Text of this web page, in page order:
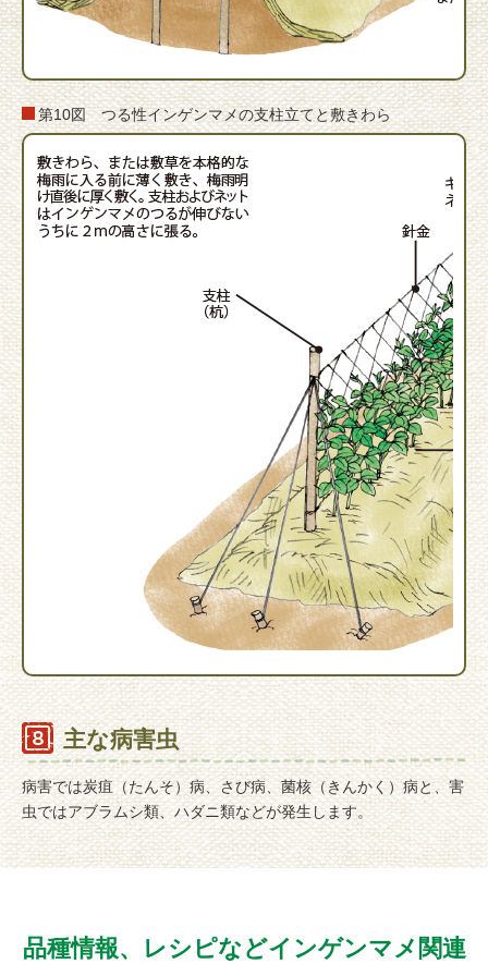
第10図 つる性インゲンマメの支柱立てと敷きわら
主な病害虫
病害では炭疽（たんそ）病、さび病、菌核（きんかく）病と、害
虫ではアブラムシ類、ハダニ類などが発生します。
品種情報、レシピなどインゲンマメ関連